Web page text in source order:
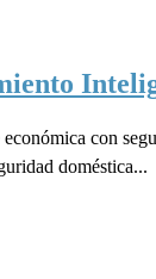
con
doméstica...